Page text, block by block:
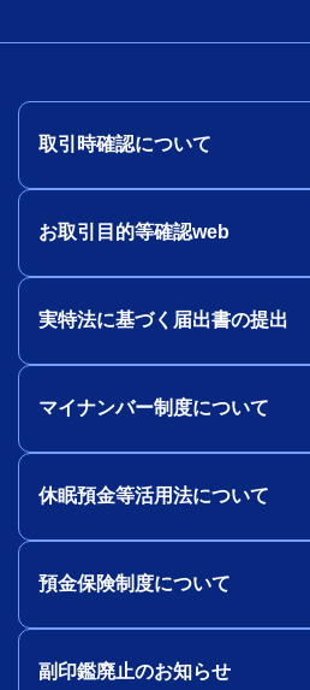
取引時確認について
お取引目的等確認web
実特法に基づく届出書の提出
マイナンバー制度について
休眠預金等活用法について
預金保険制度について
副印鑑廃止のお知らせ